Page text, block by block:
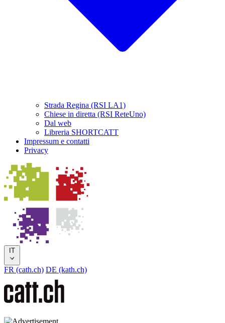
Strada Regina (RSI LA1)
Chiese in diretta (RSI ReteUno)
Dal web
Libreria SHORTCATT
Impressum e contatti
Privacy
IT
FR (cath.ch) DE (kath.ch)